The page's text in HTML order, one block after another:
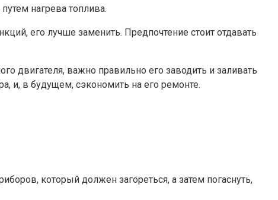
нагрева топлива.
его лучше заменить. Предпочтение стоит отдавать
двигателя, важно правильно его заводить и заливать
и, в будущем, сэкономить на его ремонте.
который должен загореться, а затем погаснуть,